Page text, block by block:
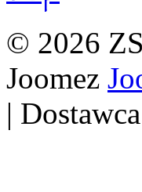
© 2026
Joomez
|